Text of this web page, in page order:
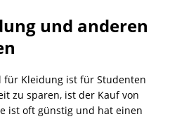
und anderen
für Kleidung ist für Studenten
zu sparen, ist der Kauf von
ist oft günstig und hat einen